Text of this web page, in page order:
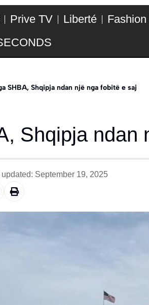
Prive TV Liberté Fashion
SHBA, Shqipja ndan një nga fobitë e saj
Shqipja ndan
September 19, 2025